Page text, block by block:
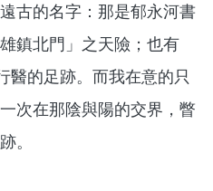
古的名字：那是郁永河書
鎮北門」之天險；也有
醫的足跡。而我在意的只
次在那陰與陽的交界，瞥
。